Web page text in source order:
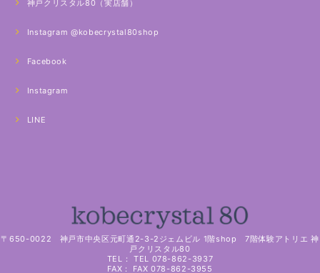
神戸クリスタル80（実店舗）
Instagram @kobecrystal80shop
Facebook
Instagram
LINE
〒650-0022 神戸市中央区元町通2-3-2ジェムビル 1階shop 7階体験アトリエ 神
戸クリスタル80
TEL： TEL 078-862-3937
FAX： FAX 078-862-3955